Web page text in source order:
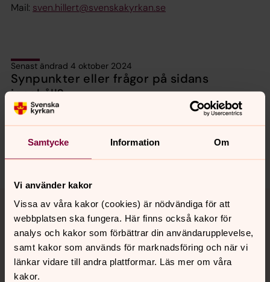
Samtycke Information Om
Vi använder kakor
Vissa av våra kakor (cookies) är nödvändiga för att
webbplatsen ska fungera. Här finns också kakor för
analys och kakor som förbättrar din användarupplevelse,
samt kakor som används för marknadsföring och när vi
länkar vidare till andra plattformar. Läs mer om våra
kakor.
Mail: sven.hillert@svenskakyrkan.se
Senast ändrad 4 oktober 2024
Synpunkter eller frågor på sidans
innehåll?
alfta-ovanaker@svenskakyrkan.se
Kontakt